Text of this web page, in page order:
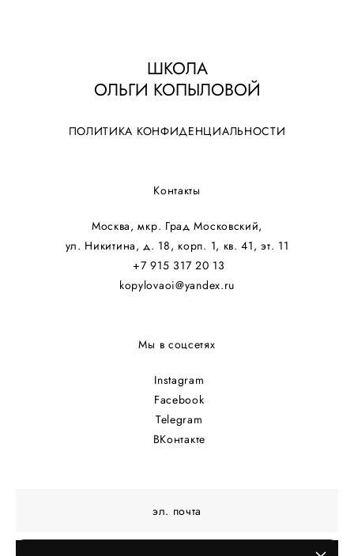
ШКОЛА
ОЛЬГИ КОПЫЛОВОЙ
ПОЛИТИКА КОНФИДЕНЦИАЛЬНОСТИ
Контакты
Москва, мкр. Град Московский,
ул. Никитина, д. 18, корп. 1, кв. 41, эт. 11
+7 915 317 20 13
kopylovaoi@yandex.ru
Мы в соцсетях
Instagram
Facebook
Telegram
ВКонтакте